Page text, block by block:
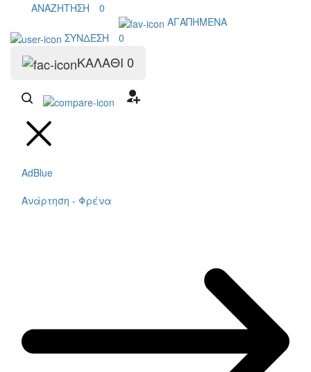
ΑΝΑΖΗΤΗΣΗ
0
ΣΥΝΔΕΣΗ
ΑΓΑΠΗΜΕΝΑ
0
ΚΑΛΑΘΙ 0
AdBlue
Ανάρτηση - Φρένα